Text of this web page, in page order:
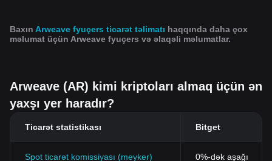
Baxın Arweave fyuçers ticarət təlimatı haqqında daha çox
məlumat üçün Arweave fyuçers və əlaqəli məlumatlar.
Arweave (AR) kimi kriptoları almaq üçün ən
yaxşı yer haradır?
Ticarət statistikası Bitget
Spot ticarət komissiyası (meyker) 0%-dək aşağı